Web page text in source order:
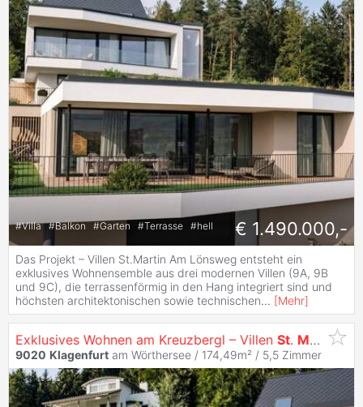
#Villa #Balkon #Garten #Terrasse #hell € 1.490.000,-
Das Projekt – Villen St.Martin Am Lönsweg entsteht ein
exklusives Wohnensemble aus drei modernen Villen (9A, 9B
und 9C), die terrassenförmig in den Hang integriert sind und
höchsten architektonischen sowie technischen... [Mehr]
Exklusives Wohnen am Kreuzbergl – Villen St. Martin mit
9020 Klagenfurt am Wörthersee / 174,49m² / 5,5 Zimmer